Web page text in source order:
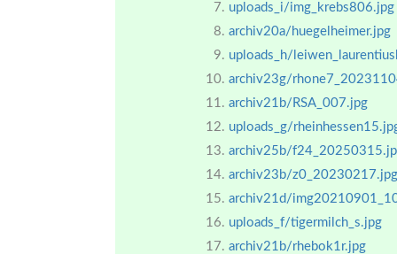
uploads_i/img_krebs806.jpg
archiv20a/huegelheimer.jpg
uploads_h/
archiv23g/
archiv21b/RSA_007.jpg
uploads_g/
archiv25b/
archiv23b/z0_20230217.jpg
archiv21d/
uploads_f/tigermilch_s.jpg
archiv21b/rhebok1r.jpg